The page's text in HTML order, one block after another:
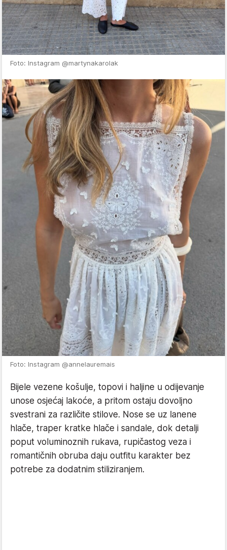
Foto: Instagram @martynakarolak
Foto: Instagram @annelauremais
Bijele vezene košulje, topovi i haljine u odijevanje
unose osjećaj lakoće, a pritom ostaju dovoljno
svestrani za različite stilove. Nose se uz lanene
hlače, traper kratke hlače i sandale, dok detalji
poput voluminoznih rukava, rupičastog veza i
romantičnih obruba daju outfitu karakter bez
potrebe za dodatnim stiliziranjem.